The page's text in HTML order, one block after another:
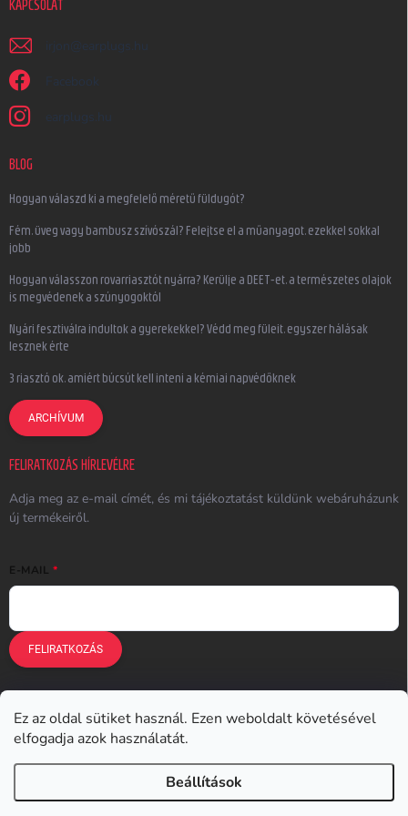
Ez az oldal sütiket használ. Ezen weboldalt követésével
elfogadja azok használatát.
Beállítások
KAPCSOLAT
irjon @ earplugs.hu
Facebook
earplugs.hu
BLOG
Hogyan válaszd ki a megfelelő méretű füldugót?
Fém, üveg vagy bambusz szívószál? Felejtse el a műanyagot, ezekkel sokkal
jobb
Hogyan válasszon rovarriasztót nyárra? Kerülje a DEET-et, a természetes olajok
is megvédenek a szúnyogoktól
Nyári fesztiválra indultok a gyerekekkel? Védd meg füleit, egyszer hálásak
lesznek érte
3 riasztó ok, amiért búcsút kell inteni a kémiai napvédőknek
ARCHÍVUM
FELIRATKOZÁS HÍRLEVÉLRE
Adja meg az e-mail címét, és mi tájékoztatást küldünk webáruházunk
új termékeiről.
E-MAIL
FELIRATKOZÁS
Earplugs.cz Earplugs.sk
Earplugs.at Earplugs.ro Lunesto.cz